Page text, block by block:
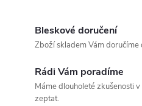
Bleskové doručení
Zboží skladem Vám doručíme
Rádi Vám poradíme
Máme dlouholeté zkušenosti
zeptat.